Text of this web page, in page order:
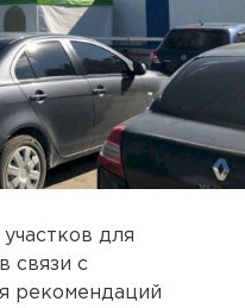
для
связи с
рекомендаций